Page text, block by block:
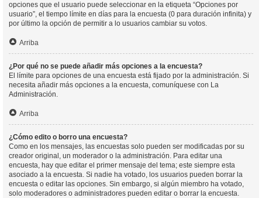
opciones que el usuario puede seleccionar en la etiqueta “Opciones por
usuario”, el tiempo límite en días para la encuesta (0 para duración infinita) y
por último la opción de permitir a lo usuarios cambiar su votos.
Arriba
¿Por qué no se puede añadir más opciones a la encuesta?
El límite para opciones de una encuesta está fijado por la administración. Si
necesita añadir más opciones a la encuesta, comuníquese con La
Administración.
Arriba
¿Cómo edito o borro una encuesta?
Como en los mensajes, las encuestas solo pueden ser modificadas por su
creador original, un moderador o la administración. Para editar una
encuesta, hay que editar el primer mensaje del tema; este siempre esta
asociado a la encuesta. Si nadie ha votado, los usuarios pueden borrar la
encuesta o editar las opciones. Sin embargo, si algún miembro ha votado,
solo moderadores o administradores pueden editar o borrar la encuesta.